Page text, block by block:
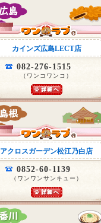
カインズ広島LECT店
082-276-1515
（ワンコワンコ）
アクロスガーデン松江乃白店
0852-60-1139
（ワンワンサンキュー）